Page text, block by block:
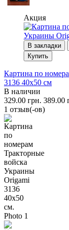
Акция
В закладки
Купить
Картина по
3136 40x50 см
В наличии
329.00 грн. 389.00
1 отзыв(-ов)